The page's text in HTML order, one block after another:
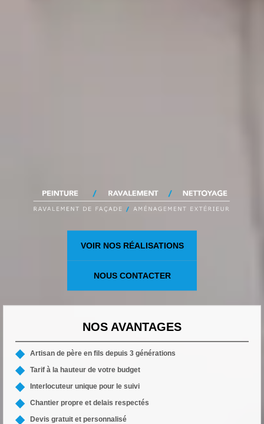
VOIR NOS RÉALISATIONS
NOUS CONTACTER
NOS AVANTAGES
Artisan de père en fils depuis 3 générations
Tarif à la hauteur de votre budget
Interlocuteur unique pour le suivi
Chantier propre et delais respectés
Devis gratuit et personnalisé